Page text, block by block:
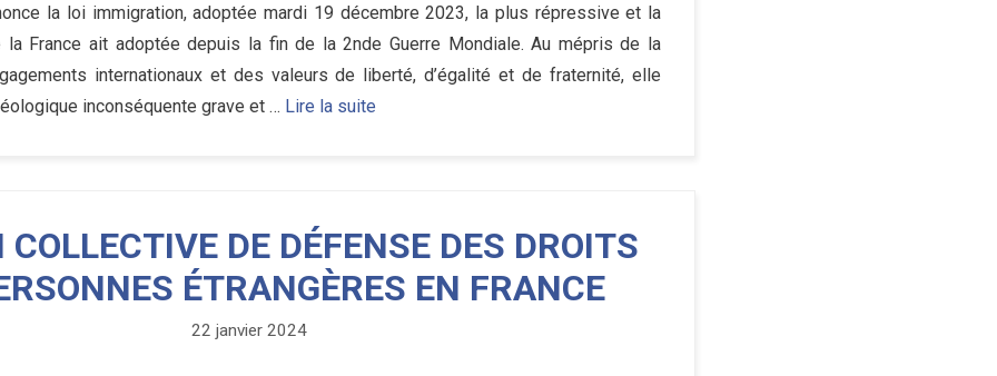
la loi immigration, adoptée mardi 19 décembre 2023, la plus répressive et la
la France ait adoptée depuis la fin de la 2nde Guerre Mondiale. Au mépris de la
internationaux et des valeurs de liberté, d’égalité et de fraternité, elle
inconséquente grave et … Lire la suite
DE DÉFENSE DES DROITS
ÉTRANGÈRES EN FRANCE
22 janvier 2024